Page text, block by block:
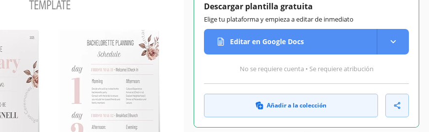
Descargar plantilla gratuita
Elige tu plataforma y empieza a editar de inmediato
Editar en Google Docs
No se requiere cuenta • Se requiere atribución
Añadir a la colección